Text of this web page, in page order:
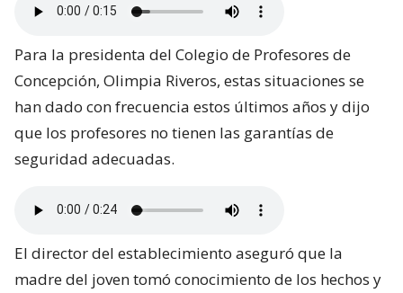
Para la presidenta del Colegio de Profesores de
Concepción, Olimpia Riveros, estas situaciones se
han dado con frecuencia estos últimos años y dijo
que los profesores no tienen las garantías de
seguridad adecuadas.
El director del establecimiento aseguró que la
madre del joven tomó conocimiento de los hechos y